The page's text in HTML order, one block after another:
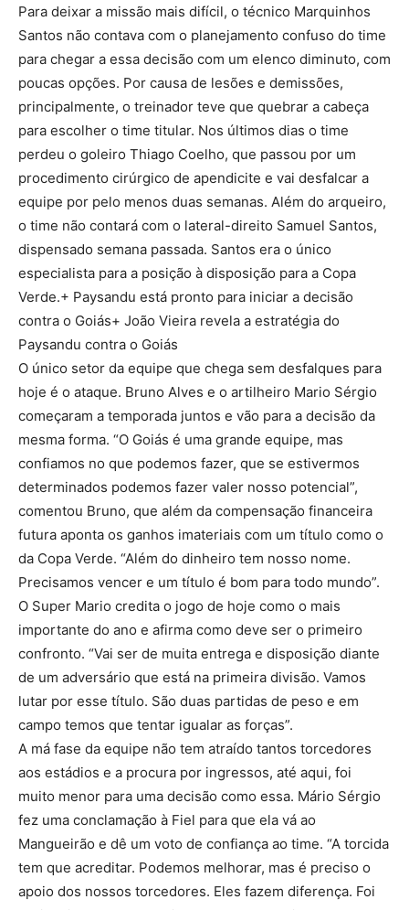
Para deixar a missão mais difícil, o técnico Marquinhos
Santos não contava com o planejamento confuso do time
para chegar a essa decisão com um elenco diminuto, com
poucas opções. Por causa de lesões e demissões,
principalmente, o treinador teve que quebrar a cabeça
para escolher o time titular. Nos últimos dias o time
perdeu o goleiro Thiago Coelho, que passou por um
procedimento cirúrgico de apendicite e vai desfalcar a
equipe por pelo menos duas semanas. Além do arqueiro,
o time não contará com o lateral-direito Samuel Santos,
dispensado semana passada. Santos era o único
especialista para a posição à disposição para a Copa
Verde.+ Paysandu está pronto para iniciar a decisão
contra o Goiás+ João Vieira revela a estratégia do
Paysandu contra o Goiás
O único setor da equipe que chega sem desfalques para
hoje é o ataque. Bruno Alves e o artilheiro Mario Sérgio
começaram a temporada juntos e vão para a decisão da
mesma forma. “O Goiás é uma grande equipe, mas
confiamos no que podemos fazer, que se estivermos
determinados podemos fazer valer nosso potencial”,
comentou Bruno, que além da compensação financeira
futura aponta os ganhos imateriais com um título como o
da Copa Verde. “Além do dinheiro tem nosso nome.
Precisamos vencer e um título é bom para todo mundo”.
O Super Mario credita o jogo de hoje como o mais
importante do ano e afirma como deve ser o primeiro
confronto. “Vai ser de muita entrega e disposição diante
de um adversário que está na primeira divisão. Vamos
lutar por esse título. São duas partidas de peso e em
campo temos que tentar igualar as forças”.
A má fase da equipe não tem atraído tantos torcedores
aos estádios e a procura por ingressos, até aqui, foi
muito menor para uma decisão como essa. Mário Sérgio
fez uma conclamação à Fiel para que ela vá ao
Mangueirão e dê um voto de confiança ao time. “A torcida
tem que acreditar. Podemos melhorar, mas é preciso o
apoio dos nossos torcedores. Eles fazem diferença. Foi